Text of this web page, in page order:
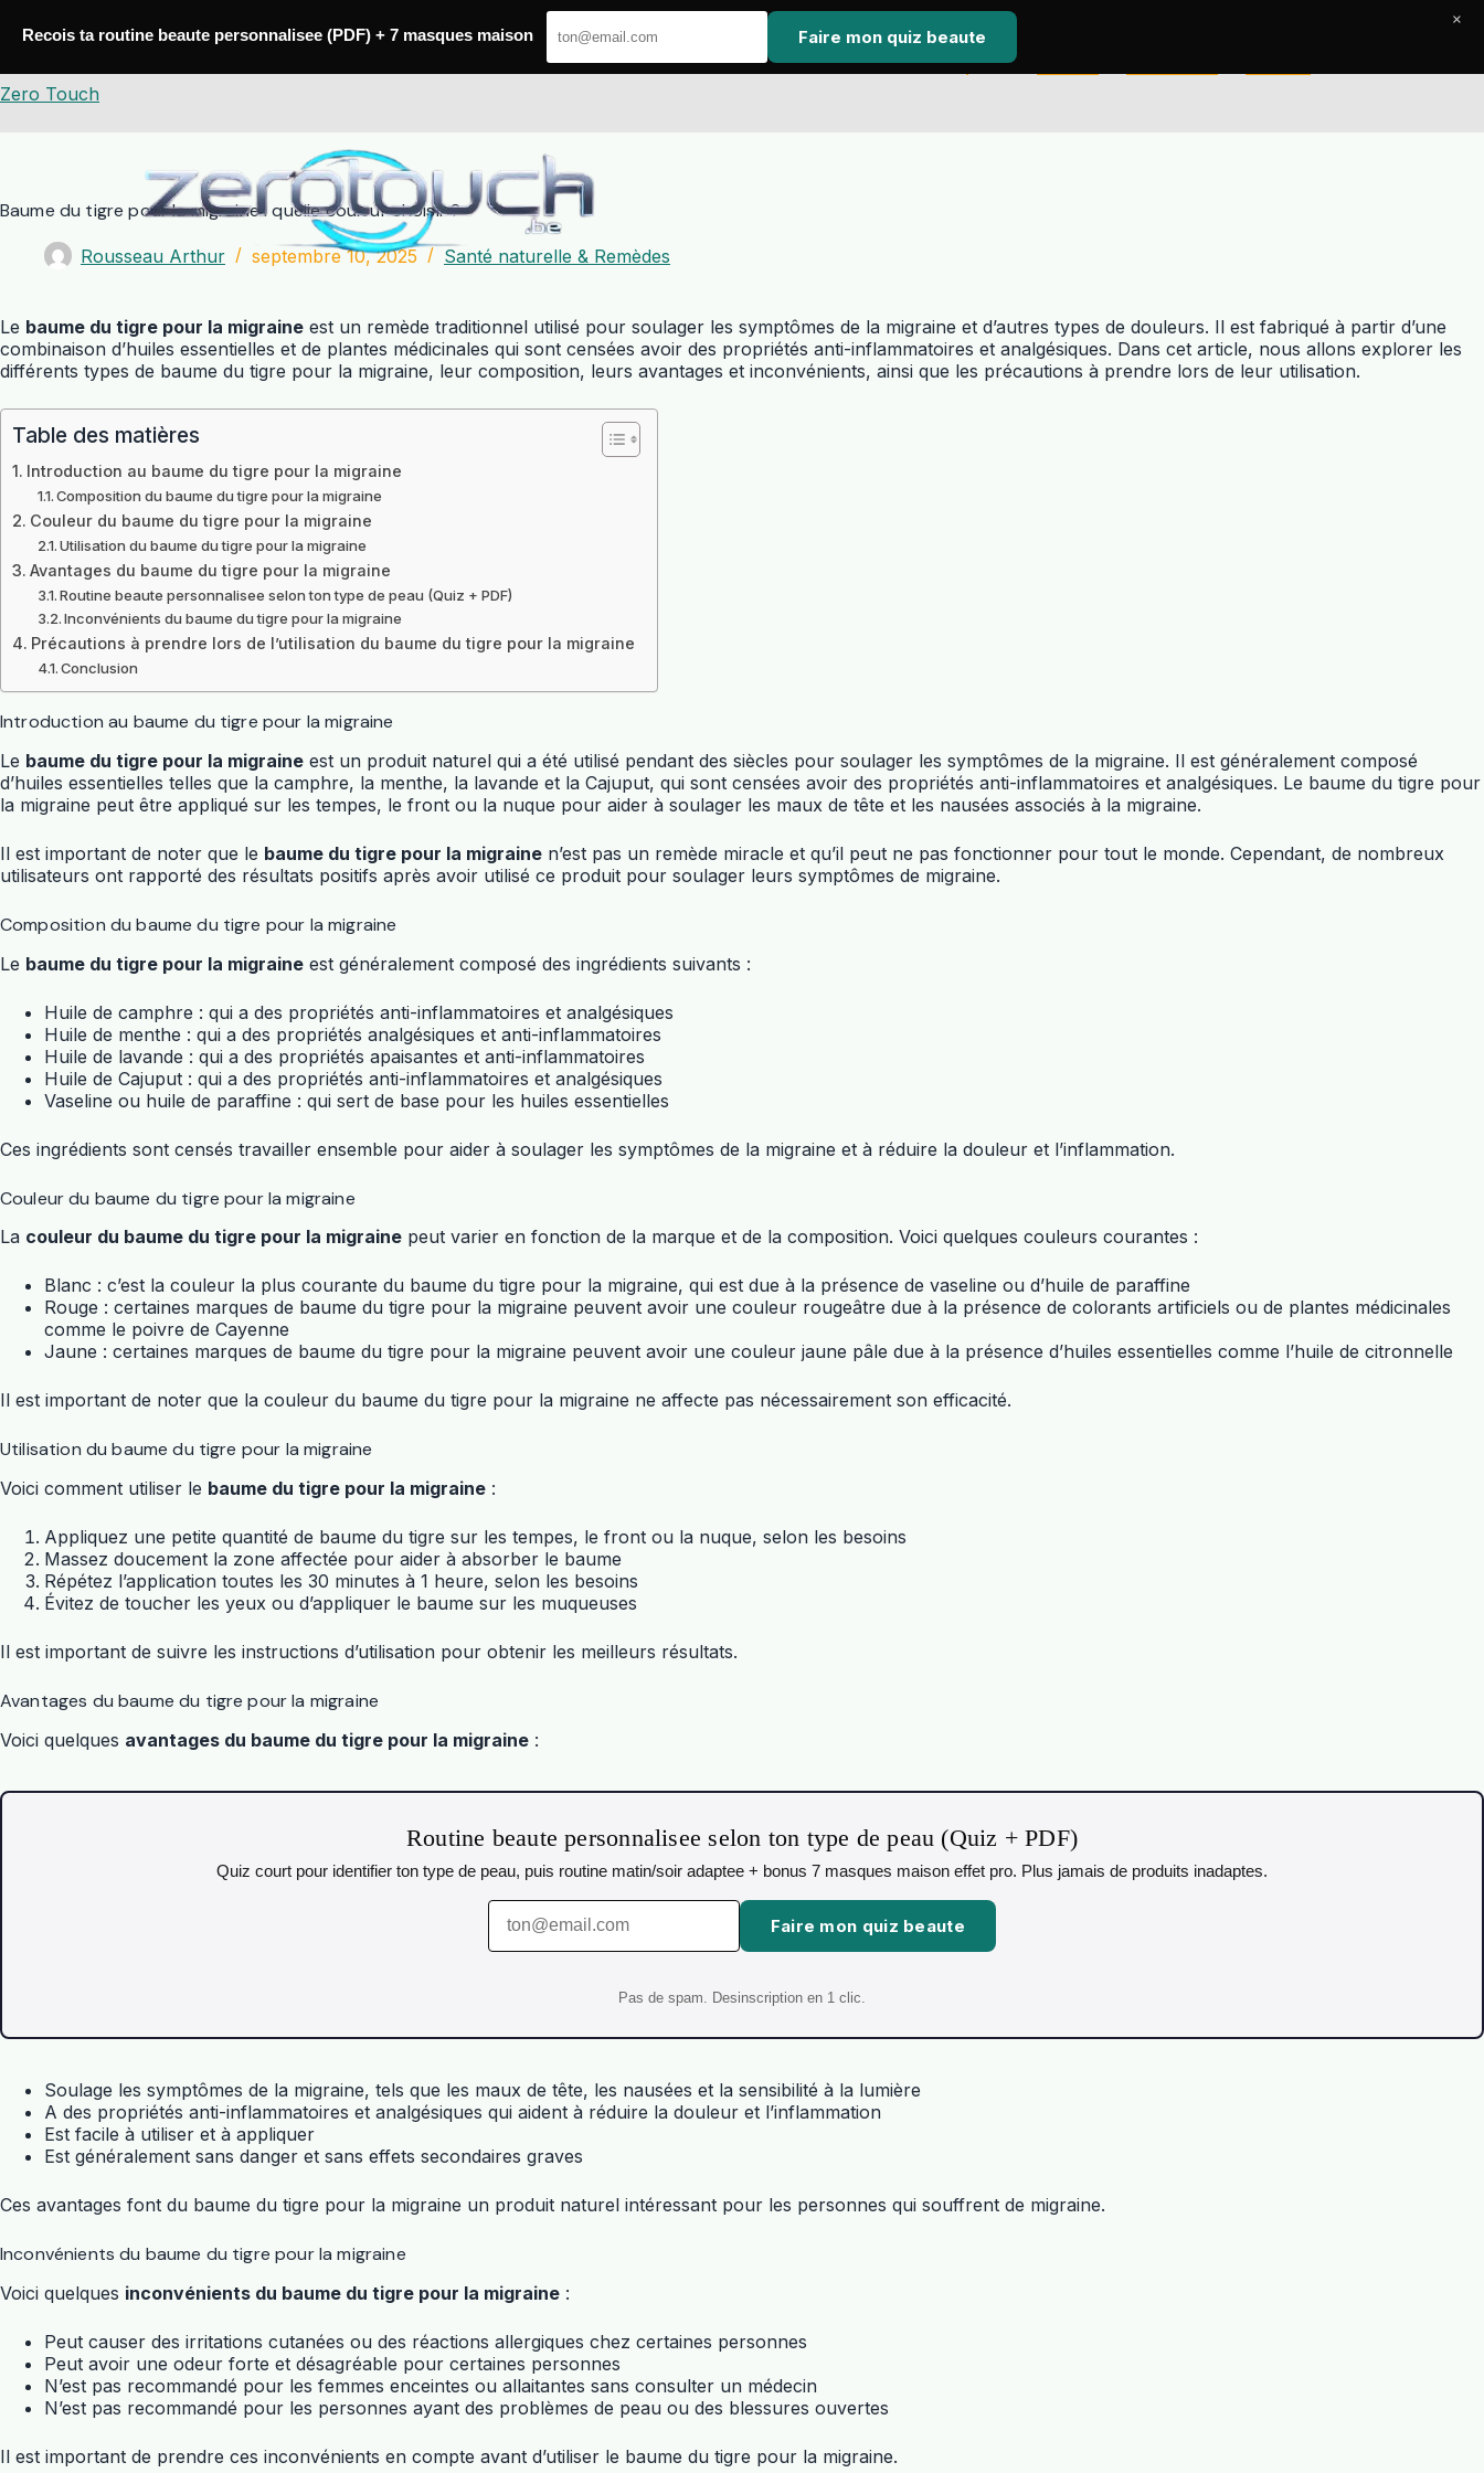
Zero Touch
Baume du tigre pour la migraine : quelle couleur choisir ?
Rousseau Arthur septembre 10, 2025 Santé naturelle & Remèdes
Le baume du tigre pour la migraine est un remède traditionnel utilisé pour soulager les symptômes de la migraine et d’autres types de douleurs. Il est fabriqué à partir d’une
combinaison d’huiles essentielles et de plantes médicinales qui sont censées avoir des propriétés anti-inflammatoires et analgésiques. Dans cet article, nous allons explorer les
différents types de baume du tigre pour la migraine, leur composition, leurs avantages et inconvénients, ainsi que les précautions à prendre lors de leur utilisation.
Table des matières
Introduction au baume du tigre pour la migraine
Composition du baume du tigre pour la migraine
Couleur du baume du tigre pour la migraine
Utilisation du baume du tigre pour la migraine
Avantages du baume du tigre pour la migraine
Routine beaute personnalisee selon ton type de peau (Quiz + PDF)
Inconvénients du baume du tigre pour la migraine
Précautions à prendre lors de l’utilisation du baume du tigre pour la migraine
Conclusion
Introduction au baume du tigre pour la migraine
Le baume du tigre pour la migraine est un produit naturel qui a été utilisé pendant des siècles pour soulager les symptômes de la migraine. Il est généralement composé
d’huiles essentielles telles que la camphre, la menthe, la lavande et la Cajuput, qui sont censées avoir des propriétés anti-inflammatoires et analgésiques. Le baume du tigre pour
la migraine peut être appliqué sur les tempes, le front ou la nuque pour aider à soulager les maux de tête et les nausées associés à la migraine.
Il est important de noter que le baume du tigre pour la migraine n’est pas un remède miracle et qu’il peut ne pas fonctionner pour tout le monde. Cependant, de nombreux
utilisateurs ont rapporté des résultats positifs après avoir utilisé ce produit pour soulager leurs symptômes de migraine.
Composition du baume du tigre pour la migraine
Le baume du tigre pour la migraine est généralement composé des ingrédients suivants :
Huile de camphre : qui a des propriétés anti-inflammatoires et analgésiques
Huile de menthe : qui a des propriétés analgésiques et anti-inflammatoires
Huile de lavande : qui a des propriétés apaisantes et anti-inflammatoires
Huile de Cajuput : qui a des propriétés anti-inflammatoires et analgésiques
Vaseline ou huile de paraffine : qui sert de base pour les huiles essentielles
Ces ingrédients sont censés travailler ensemble pour aider à soulager les symptômes de la migraine et à réduire la douleur et l’inflammation.
Couleur du baume du tigre pour la migraine
La couleur du baume du tigre pour la migraine peut varier en fonction de la marque et de la composition. Voici quelques couleurs courantes :
Blanc : c’est la couleur la plus courante du baume du tigre pour la migraine, qui est due à la présence de vaseline ou d’huile de paraffine
Rouge : certaines marques de baume du tigre pour la migraine peuvent avoir une couleur rougeâtre due à la présence de colorants artificiels ou de plantes médicinales
comme le poivre de Cayenne
Jaune : certaines marques de baume du tigre pour la migraine peuvent avoir une couleur jaune pâle due à la présence d’huiles essentielles comme l’huile de citronnelle
Il est important de noter que la couleur du baume du tigre pour la migraine ne affecte pas nécessairement son efficacité.
Utilisation du baume du tigre pour la migraine
Voici comment utiliser le baume du tigre pour la migraine :
Appliquez une petite quantité de baume du tigre sur les tempes, le front ou la nuque, selon les besoins
Massez doucement la zone affectée pour aider à absorber le baume
Répétez l’application toutes les 30 minutes à 1 heure, selon les besoins
Évitez de toucher les yeux ou d’appliquer le baume sur les muqueuses
Il est important de suivre les instructions d’utilisation pour obtenir les meilleurs résultats.
Avantages du baume du tigre pour la migraine
Voici quelques avantages du baume du tigre pour la migraine :
Routine beaute personnalisee selon ton type de peau (Quiz + PDF)
Quiz court pour identifier ton type de peau, puis routine matin/soir adaptee + bonus 7 masques maison effet pro. Plus jamais de produits inadaptes.
Faire mon quiz beaute
Pas de spam. Desinscription en 1 clic.
Soulage les symptômes de la migraine, tels que les maux de tête, les nausées et la sensibilité à la lumière
A des propriétés anti-inflammatoires et analgésiques qui aident à réduire la douleur et l’inflammation
Est facile à utiliser et à appliquer
Est généralement sans danger et sans effets secondaires graves
Ces avantages font du baume du tigre pour la migraine un produit naturel intéressant pour les personnes qui souffrent de migraine.
Inconvénients du baume du tigre pour la migraine
Voici quelques inconvénients du baume du tigre pour la migraine :
Peut causer des irritations cutanées ou des réactions allergiques chez certaines personnes
Peut avoir une odeur forte et désagréable pour certaines personnes
N’est pas recommandé pour les femmes enceintes ou allaitantes sans consulter un médecin
N’est pas recommandé pour les personnes ayant des problèmes de peau ou des blessures ouvertes
Il est important de prendre ces inconvénients en compte avant d’utiliser le baume du tigre pour la migraine.
Recois ta routine beaute personnalisee (PDF) + 7 masques maison Faire mon quiz beaute
×